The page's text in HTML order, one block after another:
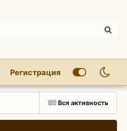
Регистрация
Вся активность